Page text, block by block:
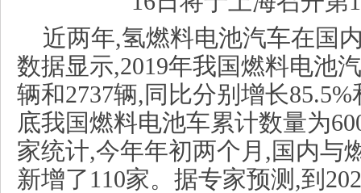
近两年,氢燃料电池汽车在国
数据显示,2019年我国燃料电池
辆和2737辆,同比分别增长85.5%
底我国燃料电池车累计数量为
家统计,今年年初两个月,国内与
新增了110家。据专家预测,到